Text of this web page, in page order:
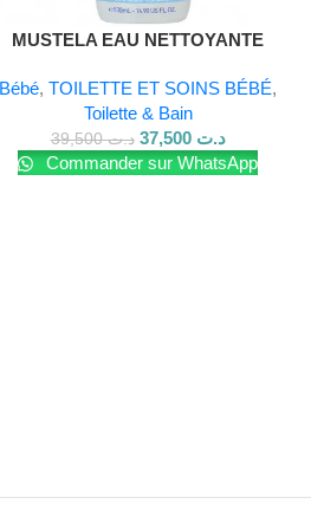
MUSTELA EAU NETTOYANTE
Bébé,TOILETTE ET SOINS BÉBÉ,
Toilette & Bain
د.ت39,500 د.ت 37,500
Commander sur WhatsApp